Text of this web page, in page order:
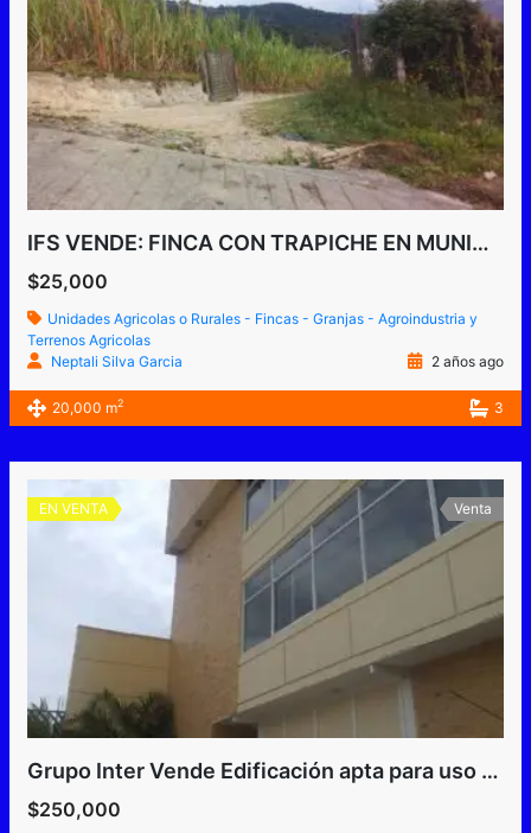
IFS VENDE: FINCA CON TRAPICHE EN MUNICIPIO GUASIMOS ESTADO TÁCHIRA VENEZUELA.
$25,000
Unidades Agricolas o Rurales - Fincas - Granjas - Agroindustria y
Terrenos Agricolas
Neptali Silva Garcia
2 años ago
20,000 m2 3
EN VENTA Venta
Grupo Inter Vende Edificación apta para uso industrial y comercial construido para industria textil o similar
$250,000